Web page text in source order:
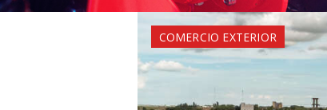
COMERCIO EXTERIOR